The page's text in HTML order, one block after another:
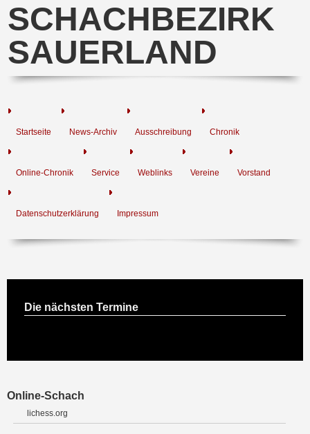
SCHACHBEZIRK
SAUERLAND
Startseite News-Archiv Ausschreibung Chronik
Online-Chronik Service Weblinks Vereine Vorstand
Datenschutzerklärung Impressum
Die nächsten Termine
Online-Schach
lichess.org